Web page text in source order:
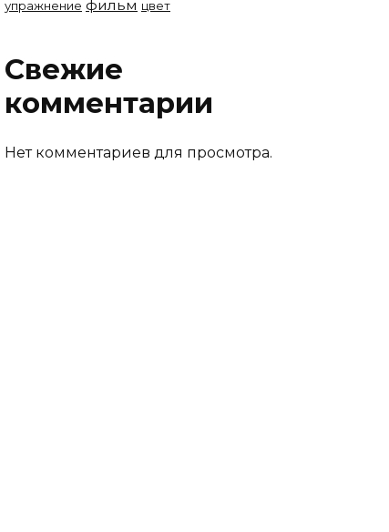
упражнение фильм цвет
Свежие
комментарии
Нет комментариев для просмотра.